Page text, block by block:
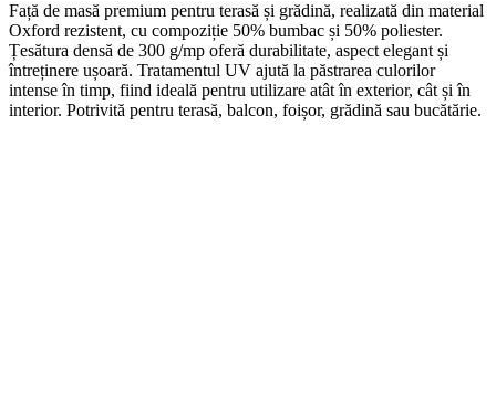
Față de masă premium pentru terasă și grădină, realizată din material
Oxford rezistent, cu compoziție 50% bumbac și 50% poliester.
Țesătura densă de 300 g/mp oferă durabilitate, aspect elegant și
întreținere ușoară. Tratamentul UV ajută la păstrarea culorilor
intense în timp, fiind ideală pentru utilizare atât în exterior, cât și în
interior. Potrivită pentru terasă, balcon, foișor, grădină sau bucătărie.